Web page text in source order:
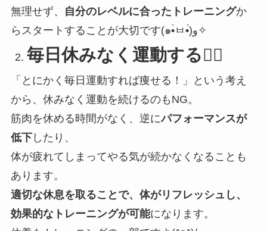
無理せず、
自分のレベルに合ったトレーニングか
らスタートすることが大切です(๑•̀ㅂ•́)و✧
毎日休みなく運動する🚴‍♀️
「とにかく毎日運動すれば痩せる！」という考え
から、休みなく運動を続けるのもNG。
筋肉を休める時間がなく、逆にパフォーマンスが
低下したり、
体が疲れてしまってやる気が続かなくなることも
あります。
適切な休息を取ることで、体がリフレッシュし、
効果的なトレーニングが可能になります。